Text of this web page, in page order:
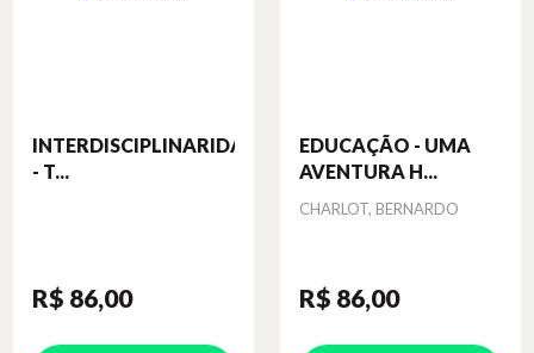
INTERDISCIPLINARIDADE
- T...
R$ 86,00
EDUCAÇÃO - UMA
AVENTURA H...
Autor
CHARLOT, BERNARDO
R$ 86,00